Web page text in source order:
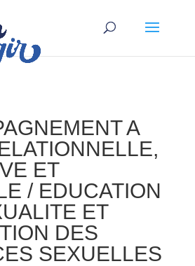
A
ET
/ EDUCATION
ET
DES
SEXUELLES